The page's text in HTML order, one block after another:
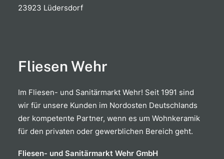
23923 Lüdersdorf
Fliesen Wehr
Im Fliesen- und Sanitärmarkt Wehr! Seit 1991 sind
wir für unsere Kunden im Nordosten Deutschlands
der kompetente Partner, wenn es um Wohnkeramik
für den privaten oder gewerblichen Bereich geht.
Fliesen- und Sanitärmarkt Wehr GmbH